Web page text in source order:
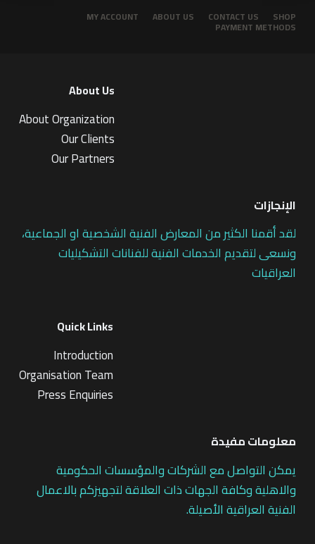
SHOP
CONTACT US
ABOUT US
MY ACCOUNT
PAYMENT METHODS
About Us
About Organization
Our Clients
Our Partners
الإنجازات
لقد أقمنا الكثير من المعارض الفنية الشخصية او الجماعية،
ونسعى لتقديم الخدمات الفنية للفنانات التشكيليات
العراقيات
Quick Links
Introduction
Organisation Team
Press Enquiries
معلومات مفيدة
يمكن التواصل مع الشركات والمؤسسات الحكومية
والاهلية وكافة الجهات ذات العلاقة لتجهيزكم بالاعمال
الفنية العراقية الأصيلة.